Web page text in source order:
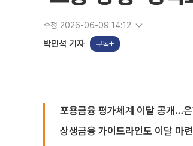
수정 2026-06-09 14:12
박민석 기자 구독
포용금융 평가체계 이달 공개…
상생금융 가이드라인도 이달 마